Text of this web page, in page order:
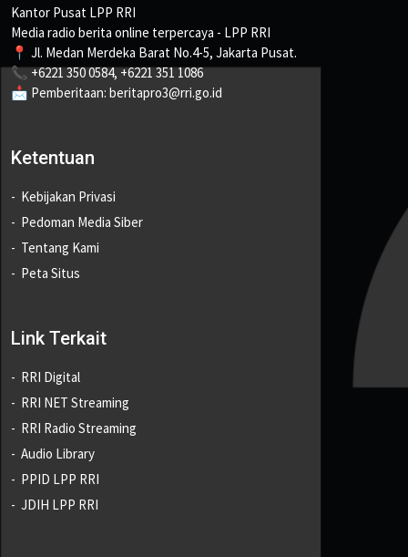
Kantor Pusat LPP RRI
Media radio berita online terpercaya - LPP RRI
📍 Jl. Medan Merdeka Barat No.4-5, Jakarta Pusat.
📞 +6221 350 0584, +6221 351 1086
📩 Pemberitaan: beritapro3@rri.go.id
Ketentuan
Kebijakan Privasi
Pedoman Media Siber
Tentang Kami
Peta Situs
Link Terkait
RRI Digital
RRI NET Streaming
RRI Radio Streaming
Audio Library
PPID LPP RRI
JDIH LPP RRI